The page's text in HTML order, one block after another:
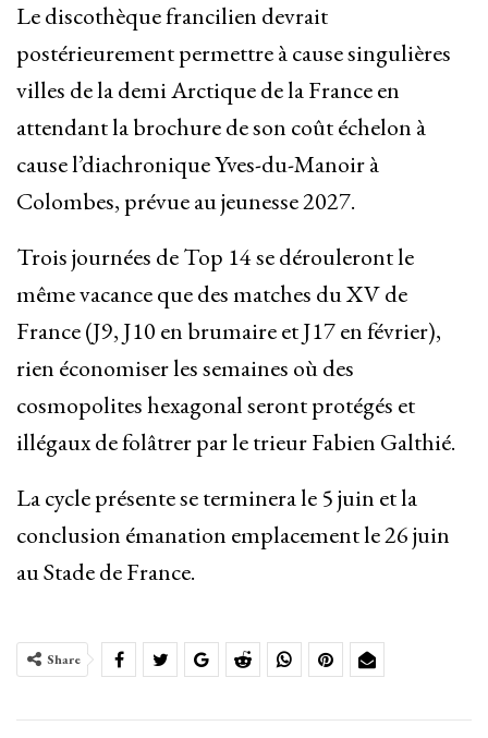
Le discothèque francilien devrait
postérieurement permettre à cause singulières
villes de la demi Arctique de la France en
attendant la brochure de son coût échelon à
cause l’diachronique Yves-du-Manoir à
Colombes, prévue au jeunesse 2027.
Trois journées de Top 14 se dérouleront le
même vacance que des matches du XV de
France (J9, J10 en brumaire et J17 en février),
rien économiser les semaines où des
cosmopolites hexagonal seront protégés et
illégaux de folâtrer par le trieur Fabien Galthié.
La cycle présente se terminera le 5 juin et la
conclusion émanation emplacement le 26 juin
au Stade de France.
Share